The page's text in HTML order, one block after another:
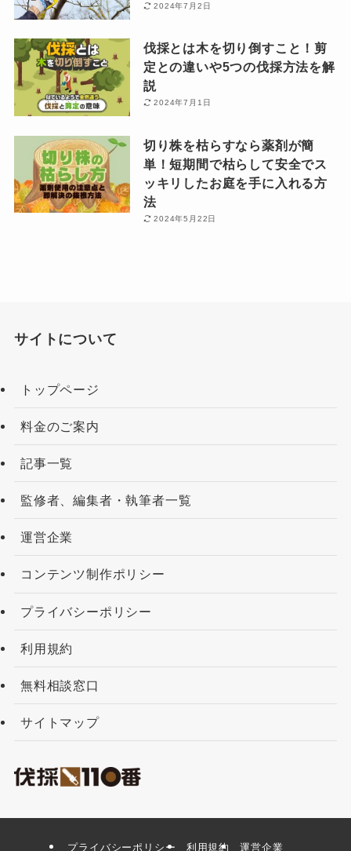
2024年7月2日
伐採とは木を切り倒すこと！剪
定との違いや5つの伐採方法を解
説
2024年7月1日
切り株を枯らすなら薬剤が簡
単！短期間で枯らして安全でス
ッキリしたお庭を手に入れる方
法
2024年5月22日
サイトについて
トップページ
料金のご案内
記事一覧
監修者、編集者・執筆者一覧
運営企業
コンテンツ制作ポリシー
プライバシーポリシー
利用規約
無料相談窓口
サイトマップ
プライバシーポリシー 利用規約 運営企業